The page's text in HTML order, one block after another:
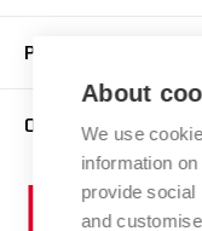
Dny otevřených dveří
Přípravné kurzy
Studium bez bariér
Katedra teorií a dějin
Kabinety a dílny
Kontakt
Časový plán studia
Studijní předpisy a
Studium a stáže v
Rezidenční pobyty
Odborná praxe
Publikační činnost
Projekty
Výstavy
PRO VEŘEJNOST
Letní školy a
Nakladatelská a
Research Catalogue
O FAKULTĚ
Aktuality
Informační tabule
About
We use
information
provide social
and